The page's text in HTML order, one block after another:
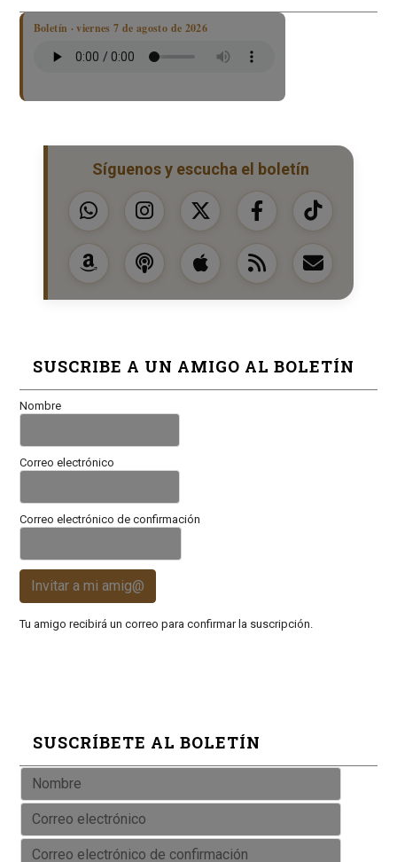
Boletín · viernes 7 de agosto de 2026
Síguenos y escucha el boletín
SUSCRIBE A UN AMIGO AL BOLETÍN
Nombre
Correo electrónico
Correo electrónico de confirmación
Invitar a mi amig@
Tu amigo recibirá un correo para confirmar la suscripción.
SUSCRÍBETE AL BOLETÍN